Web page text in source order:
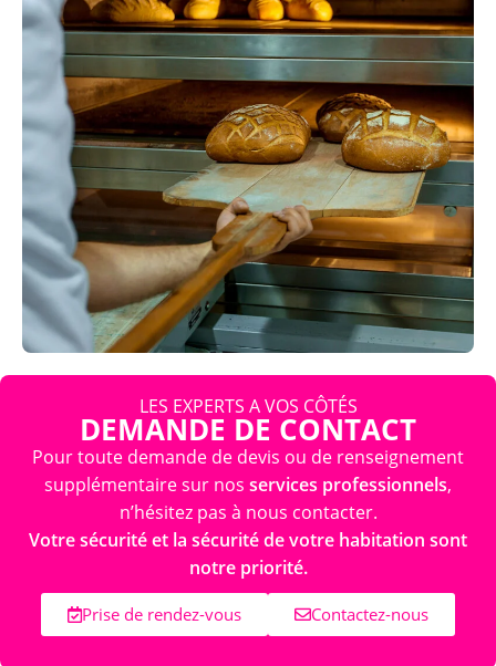
LES EXPERTS A VOS CÔTÉS
DEMANDE DE CONTACT
Pour toute demande de devis ou de renseignement
supplémentaire sur nos services professionnels,
n’hésitez pas à nous contacter.
Votre sécurité et la sécurité de votre habitation sont
notre priorité.
Prise de rendez-vous Contactez-nous